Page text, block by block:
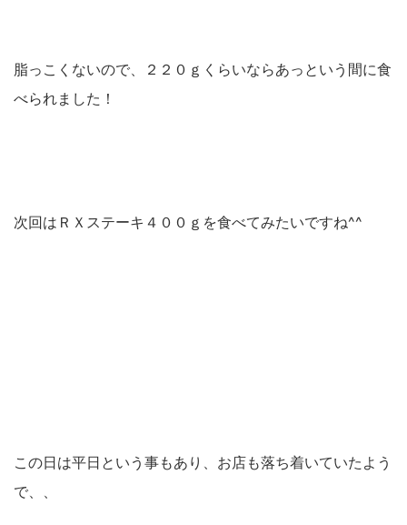
脂っこくないので、２２０ｇくらいならあっという間に食
べられました！
次回はＲＸステーキ４００ｇを食べてみたいですね^^
この日は平日という事もあり、お店も落ち着いていたよう
で、、